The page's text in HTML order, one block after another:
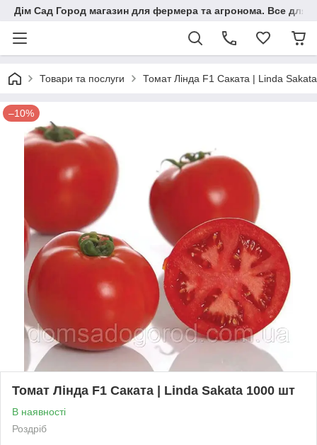
Дім Сад Город магазин для фермера та агронома. Все для
Товари та послуги Томат Лінда F1 Саката | Linda
–10%
Томат Лінда F1 Саката | Linda Sakata 1000 шт
В наявності
Роздріб